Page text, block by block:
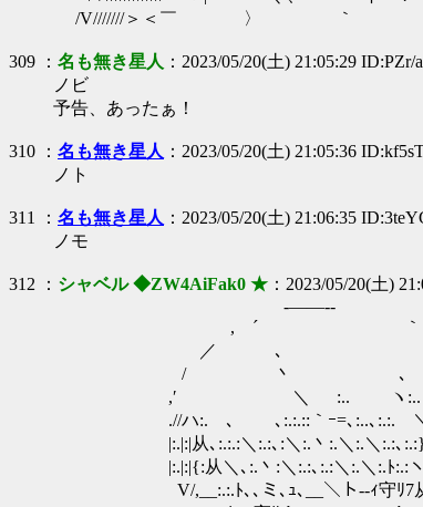
/V///////＞＜￣ 〉 ｀
309 ： 名も無き星人 ：2023/05/20(土) 21:05:29 ID:PZr/
ノビ
予告、あったぁ！
310 ： 名も無き星人 ：2023/05/20(土) 21:05:36
ノト
311 ： 名も無き星人 ：2023/05/20(土) 21:06:35
ノモ
312 ： シャベル ◆ZW4AiFak0 ★ ：2023/05/20(土)
-――‐-
, ´ ｀
／ ､
/ 丶 ､
,′ ＼ :.. ヽ:..
.//ハ:. ､ ､:.:.::｀ｰ=､:..､:.:. ＼:ハ
|:.|:|从､:.:.:＼:.:､:＼:.丶:.＼:.＼:.:､
|:.|:|{:从＼､:.丶:＼:.:､:.:＼:.＼:.ﾄ:.:
V/,__:.:.ﾄ､､ミ､ｭ､__＼ト--ｨ守ﾘ7